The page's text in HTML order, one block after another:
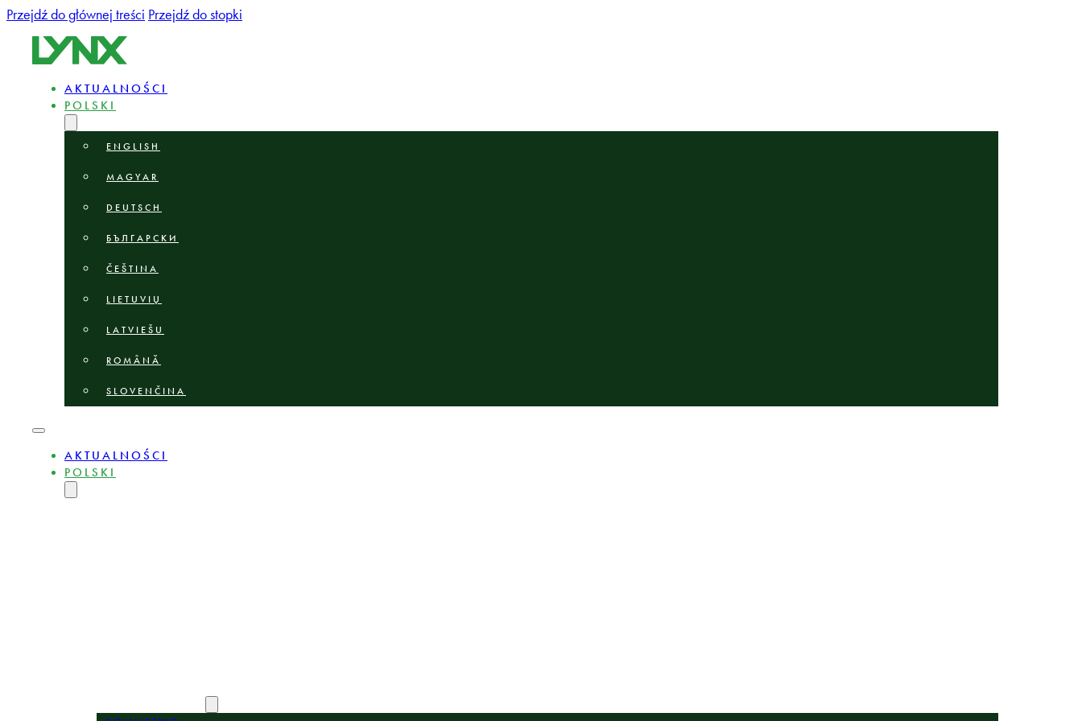
Przejdź do głównej treści Przejdź do stopki
AKTUALNOŚCI
POLSKI
ENGLISH
MAGYAR
DEUTSCH
БЪЛГАРСКИ
ČEŠTINA
LIETUVIŲ
LATVIEŠU
ROMÂNĂ
SLOVENČINA
AKTUALNOŚCI
POLSKI